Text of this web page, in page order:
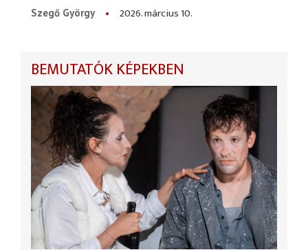
Szegő György
2026. március 10.
BEMUTATÓK KÉPEKBEN